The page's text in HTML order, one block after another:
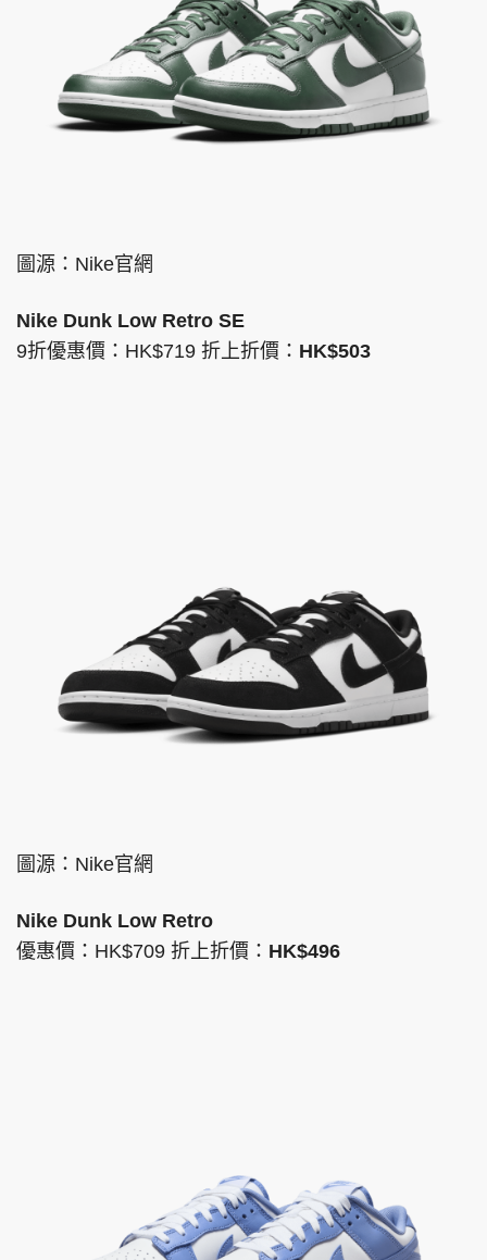
Copyright © 東周網 版權所有 . 不得轉載
©Eastweek.com.hk. All rights reserved.
圖源：Nike官網
Nike Dunk Low Retro SE
9折優惠價：HK$719 折上折價： HK$503
圖源：Nike官網
Nike Dunk Low Retro
優惠價：HK$709 折上折價： HK$496